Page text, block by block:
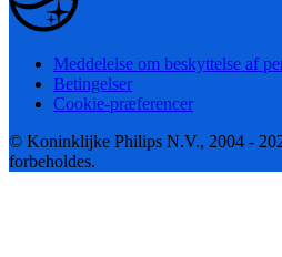
Meddelelse om beskyttelse af
Betingelser
Cookie-præferencer
© Koninklijke Philips N.V., 2004 -
forbeholdes.